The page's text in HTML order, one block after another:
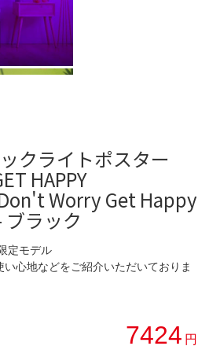
クライトポスター
HAPPY
Worry Get Happy
ラック
定モデル
心地などをご紹介いただいておりま
7424 円